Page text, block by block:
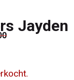
Jayden